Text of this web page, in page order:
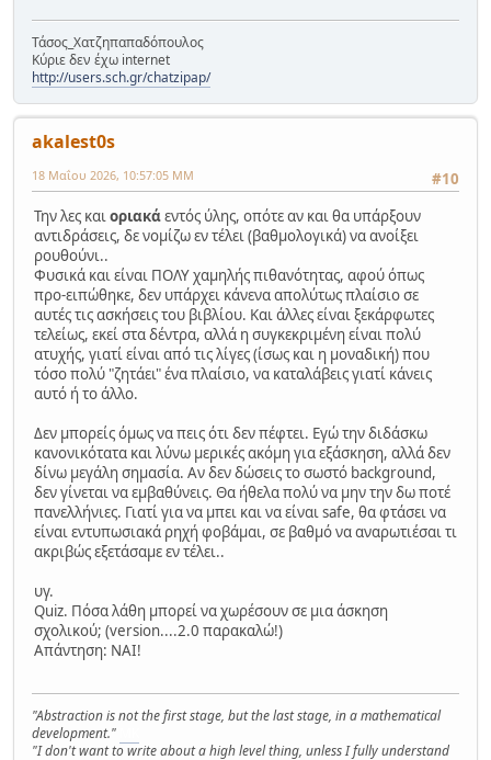
Τάσος_Χατζηπαπαδόπουλος
Κύριε δεν έχω internet
http://users.sch.gr/chatzipap/
akalest0s
#10
18 Μαΐου 2026, 10:57:05 ΜΜ
Την λες καιοριακάεντός ύλης, οπότε αν και θα υπάρξουν
αντιδράσεις, δε νομίζω εν τέλει (βαθμολογικά) να ανοίξει
ρουθούνι..
Φυσικά και είναι ΠΟΛΥ χαμηλής πιθανότητας, αφού όπως
προ-ειπώθηκε, δεν υπάρχει κάνενα απολύτως πλαίσιο σε
αυτές τις ασκήσεις του βιβλίου. Και άλλες είναι ξεκάρφωτες
τελείως, εκεί στα δέντρα, αλλά η συγκεκριμένη είναι πολύ
ατυχής, γιατί είναι από τις λίγες (ίσως και η μοναδική) που
τόσο πολύ "ζητάει" ένα πλαίσιο, να καταλάβεις γιατί κάνεις
αυτό ή το άλλο.
Δεν μπορείς όμως να πεις ότι δεν πέφτει. Εγώ την διδάσκω
κανονικότατα και λύνω μερικές ακόμη για εξάσκηση, αλλά δεν
δίνω μεγάλη σημασία. Αν δεν δώσεις το σωστό background,
δεν γίνεται να εμβαθύνεις. Θα ήθελα πολύ να μην την δω ποτέ
πανελλήνιες. Γιατί για να μπει και να είναι safe, θα φτάσει να
είναι εντυπωσιακά ρηχή φοβάμαι, σε βαθμό να αναρωτιέσαι τι
ακριβώς εξετάσαμε εν τέλει..
υγ.
Quiz. Πόσα λάθη μπορεί να χωρέσουν σε μια άσκηση
σχολικού; (version....2.0 παρακαλώ!)
Απάντηση: ΝΑΙ!
"Abstraction is not the first stage, but the last stage, in a mathematical
development."
"I don't want to write about a high level thing, unless I fully understand